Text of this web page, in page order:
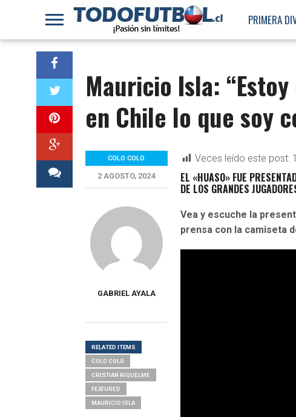
PRIMERA
Mauricio Isla:
en Chile lo que soy
Veces leído este post:
EL «HUASO» FUE
DE LOS GRANDES
Vea y escuche la
prensa con la camiseta
COLO COLO
2 AGOSTO, 2024
GABRIEL AYALA
RELATED ITEMS
COLO COLO
CRISTIAN RIQUELME
FEATURED
MAURICIO ISLA